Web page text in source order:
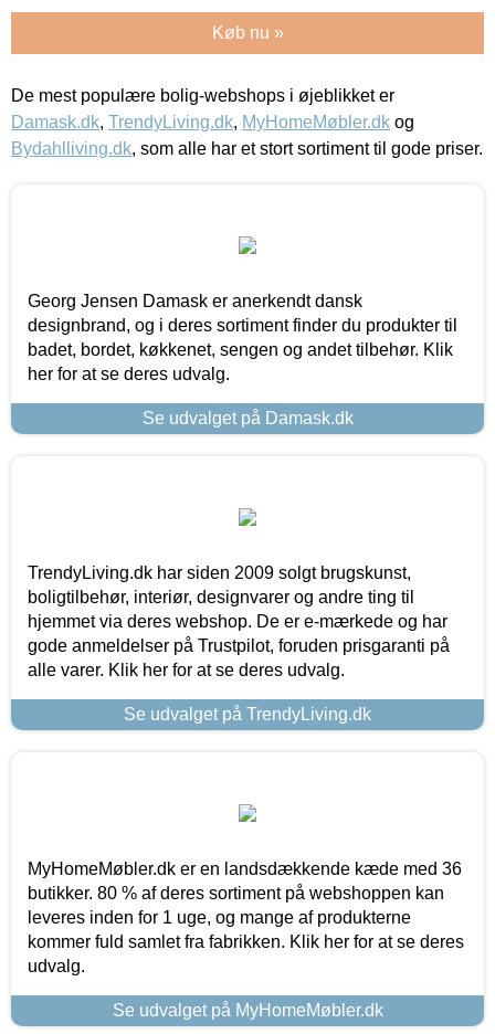
Køb nu »
De mest populære bolig-webshops i øjeblikket er
Damask.dk, TrendyLiving.dk, MyHomeMøbler.dk og
Bydahlliving.dk, som alle har et stort sortiment til gode priser.
Georg Jensen Damask er anerkendt dansk
designbrand, og i deres sortiment finder du produkter til
badet, bordet, køkkenet, sengen og andet tilbehør. Klik
her for at se deres udvalg.
Se udvalget på Damask.dk
TrendyLiving.dk har siden 2009 solgt brugskunst,
boligtilbehør, interiør, designvarer og andre ting til
hjemmet via deres webshop. De er e-mærkede og har
gode anmeldelser på Trustpilot, foruden prisgaranti på
alle varer. Klik her for at se deres udvalg.
Se udvalget på TrendyLiving.dk
MyHomeMøbler.dk er en landsdækkende kæde med 36
butikker. 80 % af deres sortiment på webshoppen kan
leveres inden for 1 uge, og mange af produkterne
kommer fuld samlet fra fabrikken. Klik her for at se deres
udvalg.
Se udvalget på MyHomeMøbler.dk